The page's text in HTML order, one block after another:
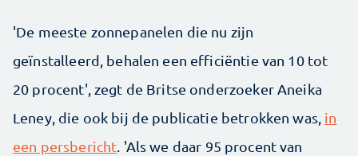
'De meeste zonnepanelen die nu zijn
geïnstalleerd, behalen een efficiëntie van 10 tot
20 procent', zegt de Britse onderzoeker Aneika
Leney, die ook bij de publicatie betrokken was, in
een persbericht. 'Als we daar 95 procent van